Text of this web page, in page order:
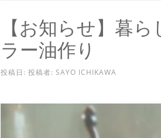
ッ
プ
【お知らせ】暮
ラー油作り
投稿日: 投稿者: SAYO ICHIKAWA